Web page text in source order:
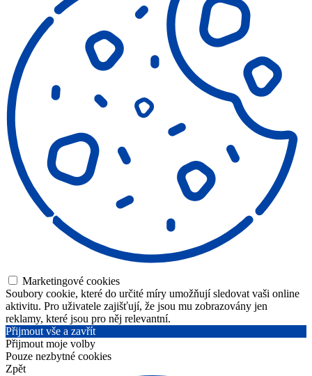
Marketingové cookies
Soubory cookie, které do určité míry umožňují sledovat vaši online
aktivitu. Pro uživatele zajišťují, že jsou mu zobrazovány jen
reklamy, které jsou pro něj relevantní.
Přijmout vše a zavřít
Přijmout moje volby
Pouze nezbytné cookies
Zpět